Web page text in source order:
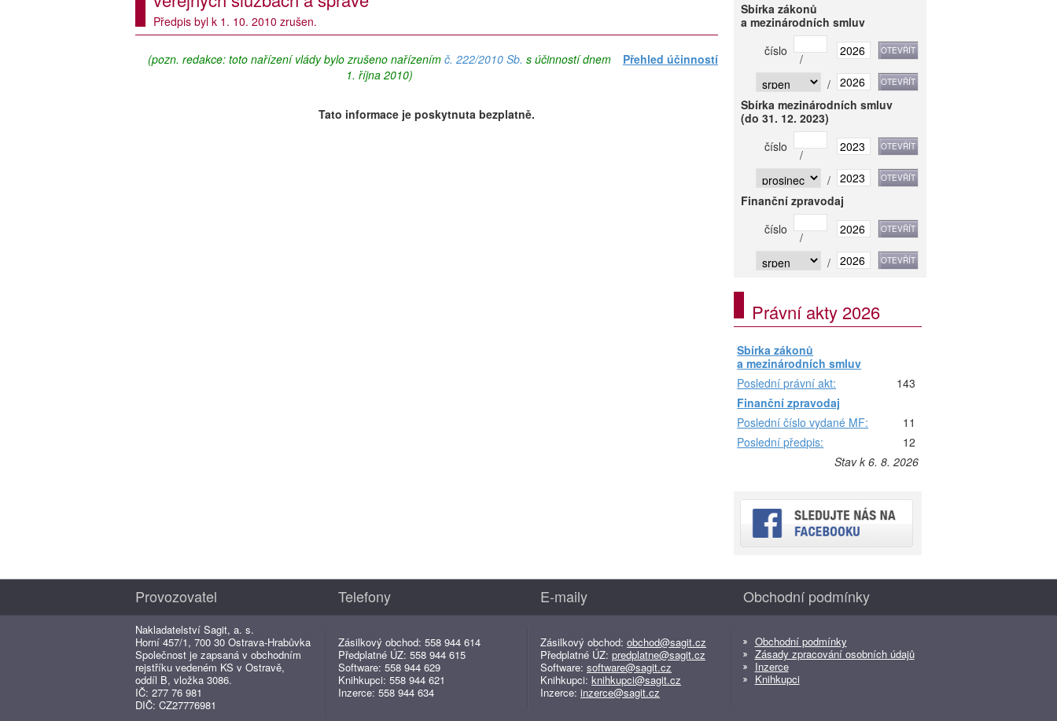
Předpis byl k 1. 10. 2010 zrušen.
Přehled účinností
(pozn. redakce: toto nařízení vlády bylo zrušeno nařízením č. 222/2010 Sb. s účinností dnem
1. října 2010)
Tato informace je poskytnuta bezplatně.
Sbírka zákonů
a mezinárodních smluv
číslo
/
/
Sbírka mezinárodních smluv
(do 31. 12. 2023)
číslo
/
/
Finanční zpravodaj
číslo
/
/
Právní akty 2026
Sbírka zákonů
a mezinárodních smluv
Poslední právní akt:
143
Finanční zpravodaj
Poslední číslo vydané MF:
11
Poslední předpis:
12
Stav k 6. 8. 2026
Provozovatel
Nakladatelství Sagit, a. s.
Horní 457/1, 700 30 Ostrava-Hrabůvka
Společnost je zapsaná v obchodním
rejstříku vedeném KS v Ostravě,
oddíl B, vložka 3086.
IČ: 277 76 981
DIČ: CZ27776981
Telefony
Zásilkový obchod: 558 944 614
Předplatné ÚZ: 558 944 615
Software: 558 944 629
Knihkupci: 558 944 621
Inzerce: 558 944 634
E-maily
Zásilkový obchod: obchod@sagit.cz
Předplatné ÚZ: predplatne@sagit.cz
Software: software@sagit.cz
Knihkupci: knihkupci@sagit.cz
Inzerce: inzerce@sagit.cz
Obchodní podmínky
Obchodní podmínky
Zásady zpracování osobních údajů
Inzerce
Knihkupci